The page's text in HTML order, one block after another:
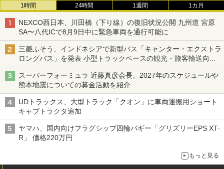
1時間 24時間 1週間 1カ月
NEXCO西日本、川田橋（下り線）の復旧状況公開 九州道 宮原
SA〜八代ICで8月9日中に緊急車両を通行可能に
三菱ふそう、インドネシアで新型バス「キャンター・エクストラ
ロングバス」を発表 小型トラックベースの観光・旅客輸送向け
バス
スーパーフォーミュラ 近藤真彦会長、2027年のスケジュールや
熊本地震についての募金活動を紹介
UDトラックス、大型トラック「クオン」に車両運搬用ショート
キャブトラクタ追加
ヤマハ、国内向けフラグシップ四輪バギー「グリズリーEPS XT-
R」 価格220万円
もっと見る